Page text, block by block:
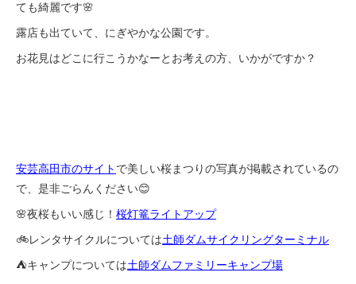
ても綺麗です🌸
露店も出ていて、にぎやかな公園です。
お花見はどこに行こうかなーとお考えの方、いかがですか？
安芸高田市のサイト で美しい桜まつりの写真が掲載されているの
で、是非ごらんください😊
🌸夜桜もいい感じ！ 桜灯篭ライトアップ
🚲レンタサイクルについては土師ダムサイクリングターミナル
⛺キャンプについては土師ダムファミリーキャンプ場